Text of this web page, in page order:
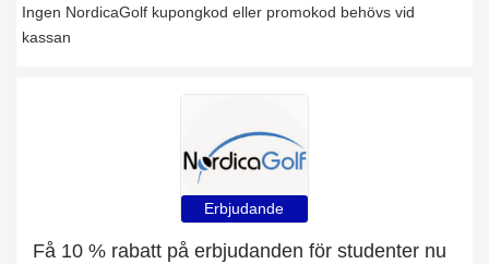
Ingen NordicaGolf kupongkod eller promokod behövs vid
kassan
Erbjudande
Få 10 % rabatt på erbjudanden för studenter nu